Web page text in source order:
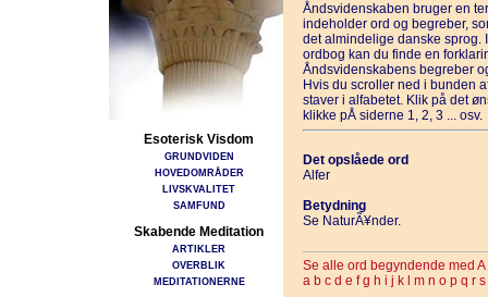
Esoterisk Visdom
GRUNDVIDEN
HOVEDOMRÅDER
LIVSKVALITET
SAMFUND
Skabende Meditation
ARTIKLER
OVERBLIK
MEDITATIONERNE
Åndsvidenskaben bruger en
indeholder ord og begreber,
det almindelige danske sprog.
ordbog kan du finde en
Åndsvidenskabens begreber
Hvis du scroller ned i bunden
staver i alfabetet. Klik på det
klikke pÅ siderne 1, 2, 3 ... osv.
Det opslåede ord
Alfer
Betydning
Se NaturÃ¥nder.
Se alle ord begyndende med A
a b c d e f g h i j k m n o p q r s